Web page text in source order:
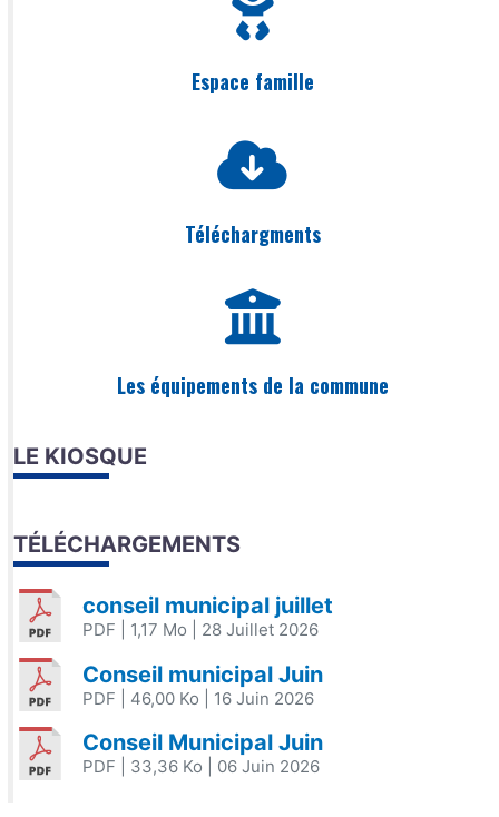
Espace famille
Téléchargments
Les équipements de la commune
LE KIOSQUE
TÉLÉCHARGEMENTS
conseil municipal juillet
PDF | 1,17 Mo | 28 Juillet 2026
Conseil municipal Juin
PDF | 46,00 Ko | 16 Juin 2026
Conseil Municipal Juin
PDF | 33,36 Ko | 06 Juin 2026